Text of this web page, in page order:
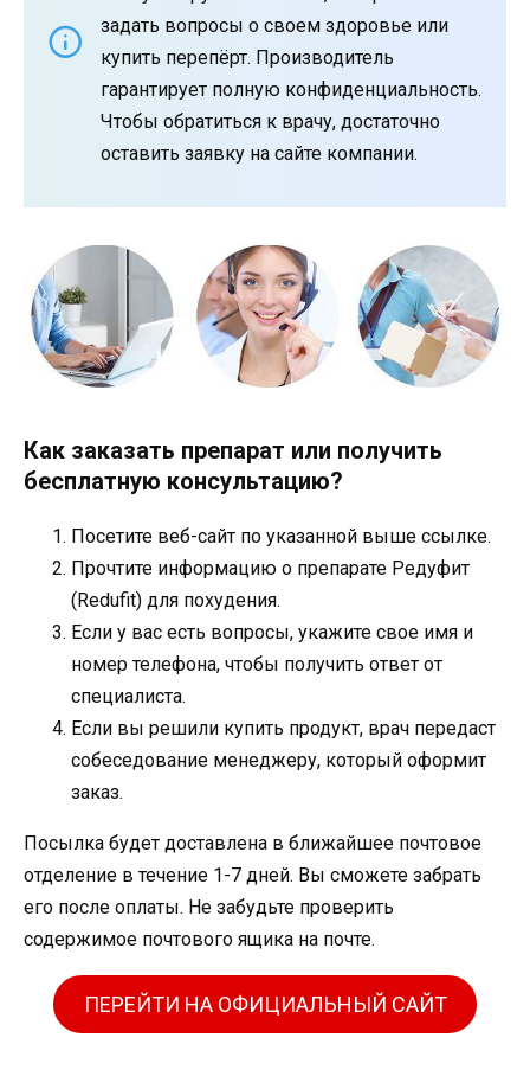
задать вопросы о своем здоровье или
купить перепёрт. Производитель
гарантирует полную конфиденциальность.
Чтобы обратиться к врачу, достаточно
оставить заявку на сайте компании.
Как заказать препарат или получить
бесплатную консультацию?
Посетите веб-сайт по указанной выше ссылке.
Прочтите информацию о препарате Редуфит
(Redufit) для похудения.
Если у вас есть вопросы, укажите свое имя и
номер телефона, чтобы получить ответ от
специалиста.
Если вы решили купить продукт, врач передаст
собеседование менеджеру, который оформит
заказ.
Посылка будет доставлена ​​в ближайшее почтовое
отделение в течение 1-7 дней. Вы сможете забрать
его после оплаты. Не забудьте проверить
содержимое почтового ящика на почте.
ПЕРЕЙТИ НА ОФИЦИАЛЬНЫЙ САЙТ